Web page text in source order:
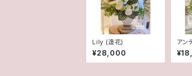
Lily (造花)
¥28,000
アン
ーバ